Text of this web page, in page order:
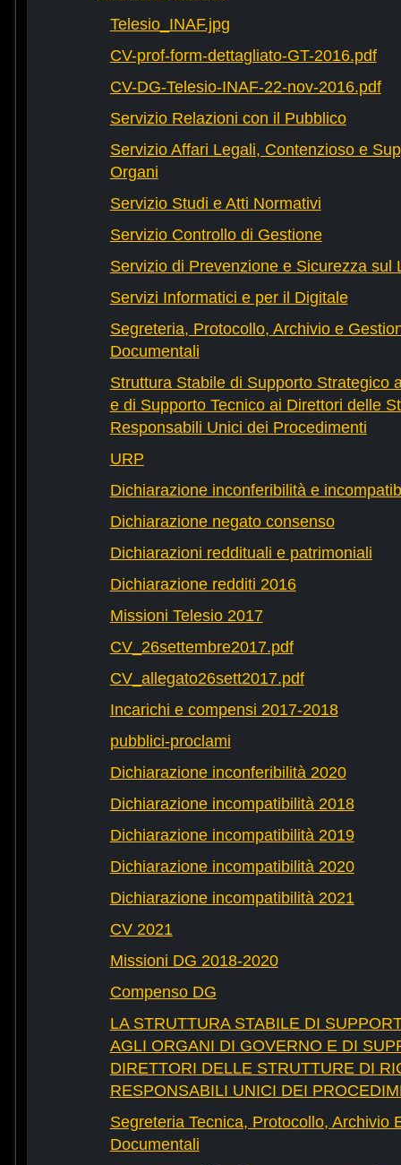
Telesio_INAF.jpg
CV-prof-form-dettagliato-GT-2016.pdf
CV-DG-Telesio-INAF-22-nov-2016.pdf
Servizio Relazioni con il Pubblico
Servizio Affari Legali, Contenzioso e
Organi
Servizio Studi e Atti Normativi
Servizio Controllo di Gestione
Servizio di Prevenzione e Sicurezza sul
Servizi Informatici e per il Digitale
Segreteria, Protocollo, Archivio e
Documentali
Struttura Stabile di Supporto Strategico
e di Supporto Tecnico ai Direttori delle
Responsabili Unici dei Procedimenti
URP
Dichiarazione inconferibilità e
Dichiarazione negato consenso
Dichiarazioni reddituali e patrimoniali
Dichiarazione redditi 2016
Missioni Telesio 2017
CV_26settembre2017.pdf
CV_allegato26sett2017.pdf
Incarichi e compensi 2017-2018
pubblici-proclami
Dichiarazione inconferibilità 2020
Dichiarazione incompatibilità 2018
Dichiarazione incompatibilità 2019
Dichiarazione incompatibilità 2020
Dichiarazione incompatibilità 2021
CV 2021
Missioni DG 2018-2020
Compenso DG
LA STRUTTURA STABILE DI
AGLI ORGANI DI GOVERNO E DI
DIRETTORI DELLE STRUTTURE DI
RESPONSABILI UNICI DEI
Segreteria Tecnica, Protocollo, Archivio
Documentali